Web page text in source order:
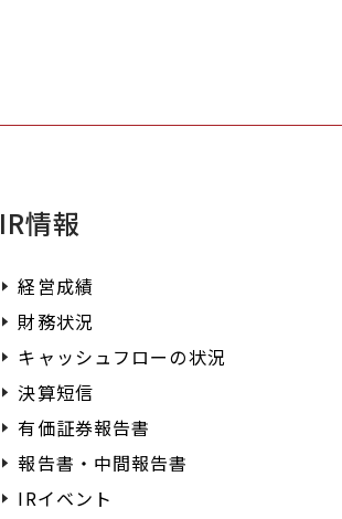
IR情報
経営成績
財務状況
キャッシュフローの状況
決算短信
有価証券報告書
報告書・中間報告書
IRイベント